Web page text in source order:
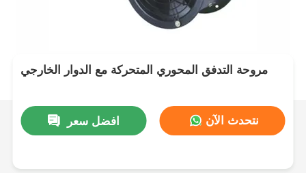
مروحة التدفق المحوري المتحركة مع الدوار الخارجي
افضل سعر نتحدث الآن